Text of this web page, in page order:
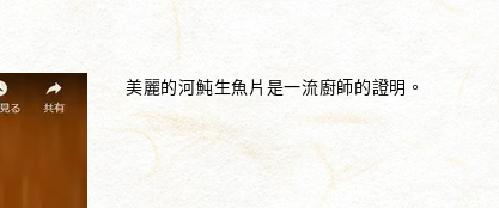
美麗的河魨生魚片是一流廚師的證明。